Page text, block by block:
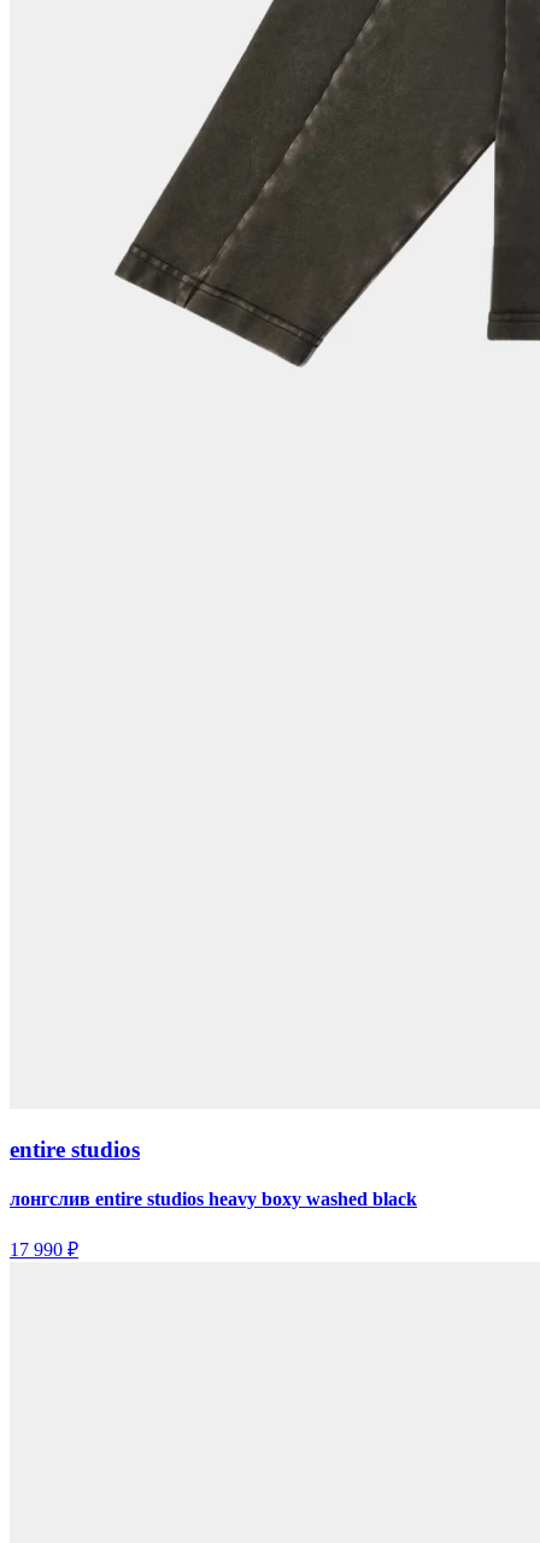
entire studios
лонгслив entire studios heavy boxy washed black
17 990 ₽